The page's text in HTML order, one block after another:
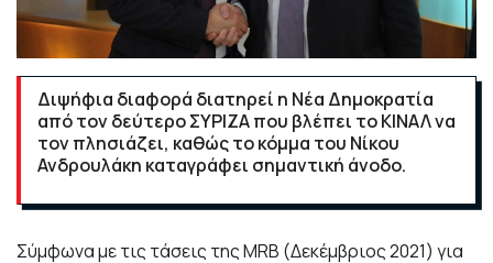
Διψήφια διαφορά διατηρεί η Νέα Δημοκρατία
από τον δεύτερο ΣΥΡΙΖΑ που βλέπει το ΚΙΝΑΛ να
τον πλησιάζει, καθώς το κόμμα του Νίκου
Ανδρουλάκη καταγράφει σημαντική άνοδο.
Σύμφωνα με τις τάσεις της MRB (Δεκέμβριος 2021) για